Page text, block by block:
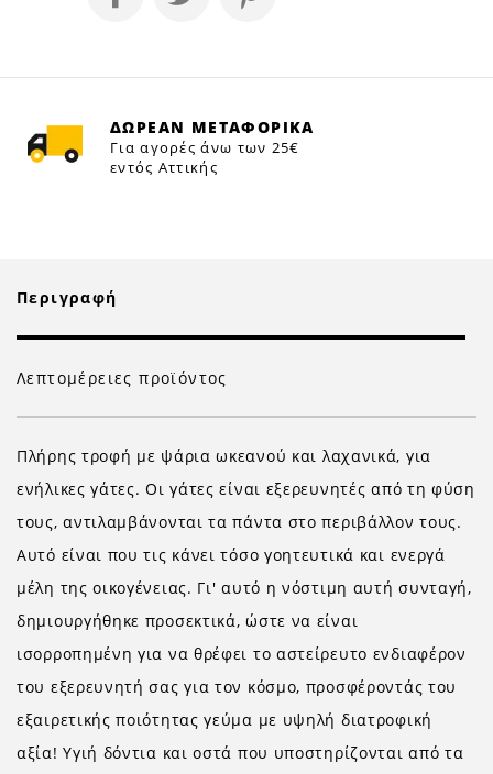
ΔΩΡΕΑΝ ΜΕΤΑΦΟΡΙΚΑ
Για αγορές άνω των 25€
εντός Αττικής
Περιγραφή
Λεπτομέρειες προϊόντος
Πλήρης τροφή με ψάρια ωκεανού και λαχανικά, για
ενήλικες γάτες. Οι γάτες είναι εξερευνητές από τη φύση
τους, αντιλαμβάνονται τα πάντα στο περιβάλλον τους.
Αυτό είναι που τις κάνει τόσο γοητευτικά και ενεργά
μέλη της οικογένειας. Γι' αυτό η νόστιμη αυτή συνταγή,
δημιουργήθηκε προσεκτικά, ώστε να είναι
ισορροπημένη για να θρέφει το αστείρευτο ενδιαφέρον
του εξερευνητή σας για τον κόσμο, προσφέροντάς του
εξαιρετικής ποιότητας γεύμα με υψηλή διατροφική
αξία! Υγιή δόντια και οστά που υποστηρίζονται από τα